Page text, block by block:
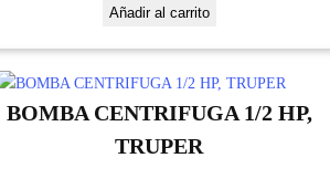
Añadir al carrito
BOMBA CENTRIFUGA 1/2 HP,
TRUPER